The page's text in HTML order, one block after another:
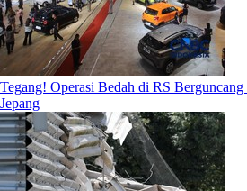
Tegang! Operasi Bedah di RS Berguncang
Jepang